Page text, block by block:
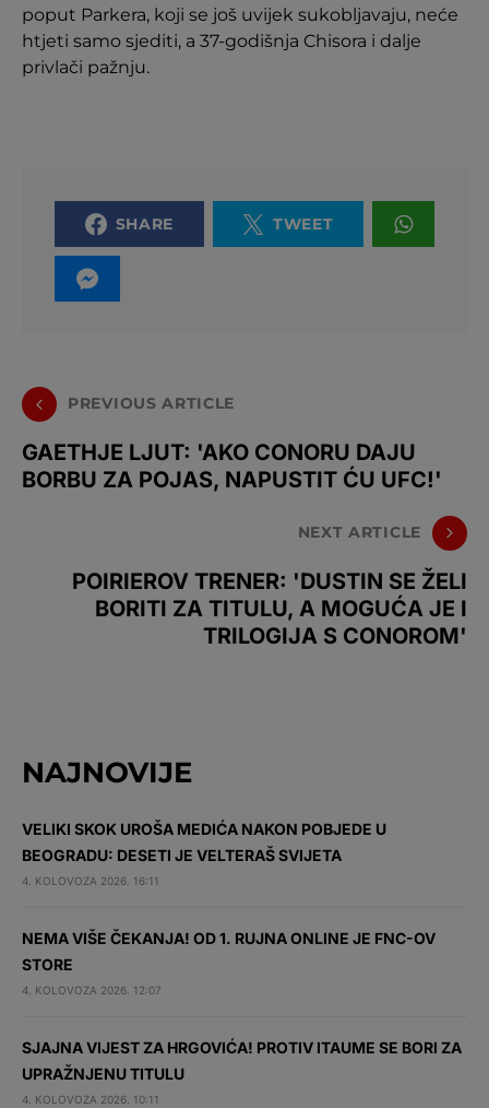
poput Parkera, koji se još uvijek sukobljavaju, neće
htjeti samo sjediti, a 37-godišnja Chisora ​​i dalje
privlači pažnju.
SHARE TWEET
PREVIOUS ARTICLE
GAETHJE LJUT: 'AKO CONORU DAJU
BORBU ZA POJAS, NAPUSTIT ĆU UFC!'
NEXT ARTICLE
POIRIEROV TRENER: 'DUSTIN SE ŽELI
BORITI ZA TITULU, A MOGUĆA JE I
TRILOGIJA S CONOROM'
NAJNOVIJE
VELIKI SKOK UROŠA MEDIĆA NAKON POBJEDE U
BEOGRADU: DESETI JE VELTERAŠ SVIJETA
4. KOLOVOZA 2026. 16:11
NEMA VIŠE ČEKANJA! OD 1. RUJNA ONLINE JE FNC-OV
STORE
4. KOLOVOZA 2026. 12:07
SJAJNA VIJEST ZA HRGOVIĆA! PROTIV ITAUME SE BORI ZA
UPRAŽNJENU TITULU
4. KOLOVOZA 2026. 10:11